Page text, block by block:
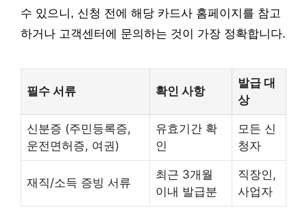
수 있으니, 신청 전에 해당 카드사 홈페이지를 참고
하거나 고객센터에 문의하는 것이 가장 정확합니다.
필수 서류 확인 사항
발급 대
상
신분증 (주민등록증,
운전면허증, 여권)
유효기간 확
인
모든 신
청자
재직/소득 증빙 서류
최근 3개월
이내 발급분
직장인,
사업자